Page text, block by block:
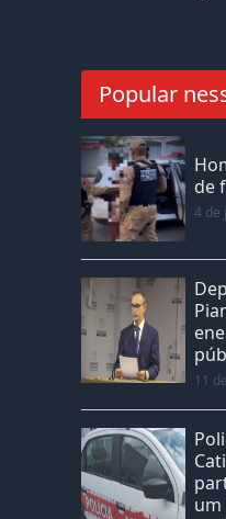
Popular
de
4 de
11
um